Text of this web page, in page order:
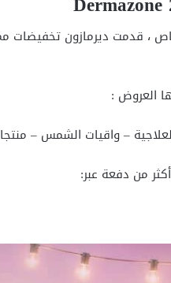
، قدمت ديرمازون
العروض :
– واقيات الشمس –
من دفعة عبر: